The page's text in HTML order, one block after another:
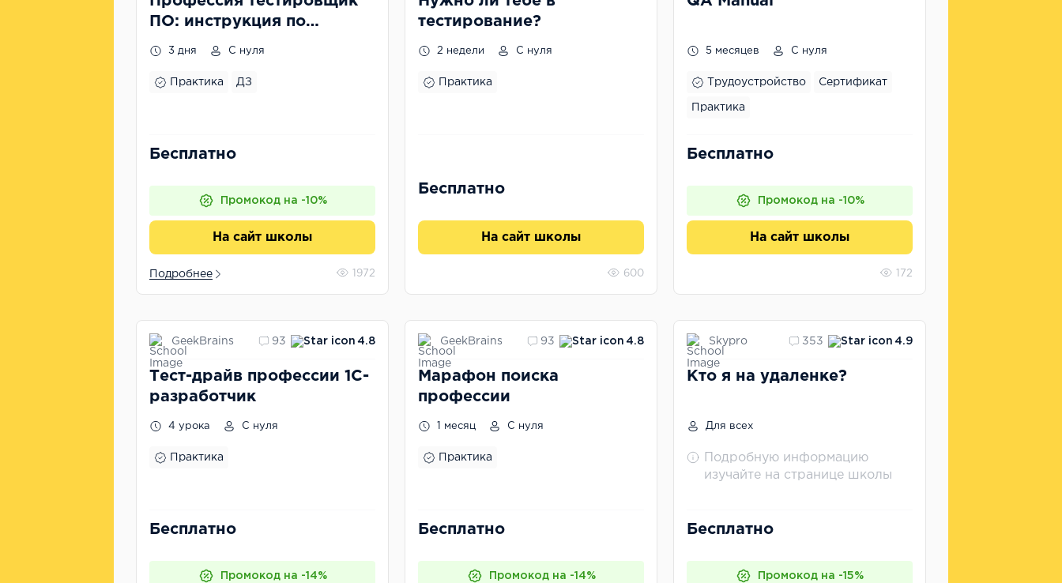
ПО: инструкция по
3 дня С нуля
Практика ДЗ
Бесплатно
Промокод на -10%
На сайт школы
Подробнее 1972
тестирование?
2 недели С нуля
Практика
Бесплатно
На сайт школы
600
5 месяцев С нуля
Трудоустройство Сертификат
Практика
Бесплатно
Промокод на -10%
На сайт школы
172
GeekBrains 93 4.8
Тест-драйв профессии 1С-
разработчик
4 урока С нуля
Практика
Бесплатно
Промокод на -14%
GeekBrains 93 4.8
Марафон поиска
профессии
1 месяц С нуля
Практика
Бесплатно
Промокод на -14%
Skypro 353 4.9
Кто я на удаленке?
Для всех
Подробную информацию
изучайте на странице школы
Бесплатно
Промокод на -15%